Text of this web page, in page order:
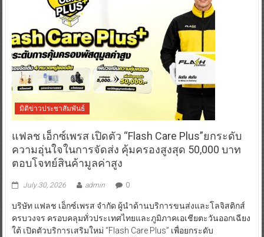
มิติข่าวประชาสัมพันธ์
แฟลช เอ็กซ์เพรส เปิดตัว “Flash Care Plus”ยกระดับ
ความอุ่นใจในการจัดส่ง คุ้มครองสูงสุด 50,000 บาท
ตอบโจทย์สินค้ามูลค่าสูง
July 30, 2026 admin 0
บริษัท แฟลช เอ็กซ์เพรส จำกัด ผู้นำด้านบริการขนส่งและโลจิสติกส์
ครบวงจร ครอบคลุมทั่วประเทศไทยและภูมิภาคเอเชียตะวันออกเฉียง
ใต้ เปิดตัวบริการเสริมใหม่ “Flash Care Plus” เพื่อยกระดับ